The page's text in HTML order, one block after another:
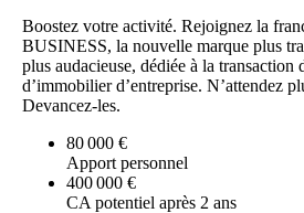
Boostez votre activité. Rejoignez la
BUSINESS, la nouvelle marque plus
plus audacieuse, dédiée à la transaction
d’immobilier d’entreprise. N’attendez
Devancez-les.
80 000 €
Apport personnel
400 000 €
CA potentiel après 2 ans